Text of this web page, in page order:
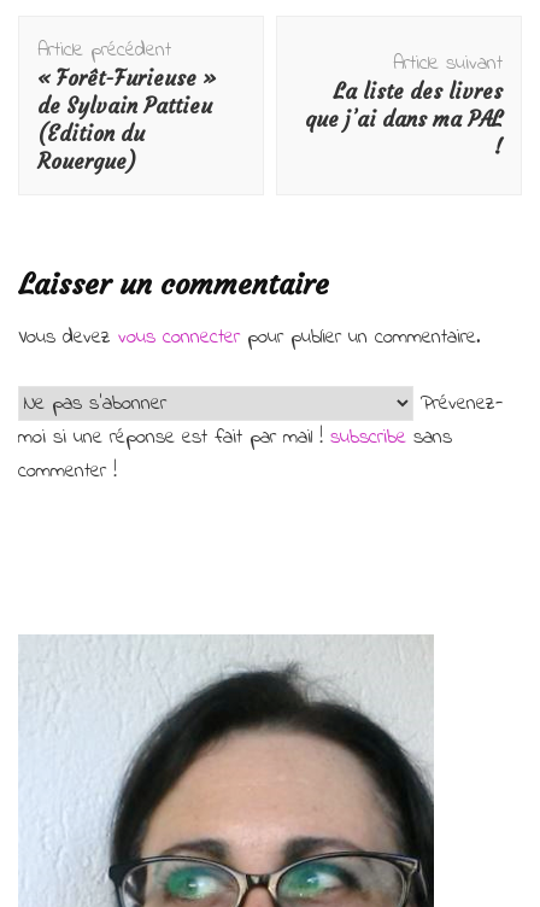
Navigation
d'article
Article précédent
« Forêt-Furieuse »
de Sylvain Pattieu
(Edition du
Rouergue)
Article suivant
La liste des livres
que j’ai dans ma PAL
!
Laisser un commentaire
Vous devez vous connecterpour publier un commentaire.
Prévenez-
moi si une réponse est fait par mail ! subscribe sans
commenter !